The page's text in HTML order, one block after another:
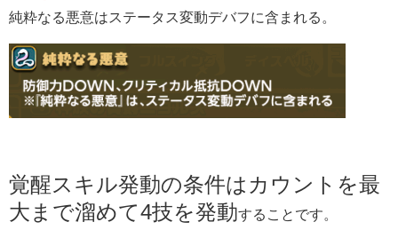
純粋なる悪意はステータス変動デバフに含まれる。
覚醒スキル発動の条件はカウントを最
大まで溜めて4技を発動することです。